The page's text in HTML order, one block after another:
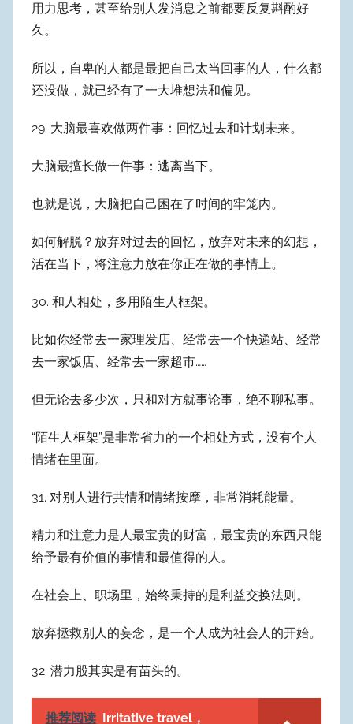
用力思考，甚至给别人发消息之前都要反复斟酌好
久。
所以，自卑的人都是最把自己太当回事的人，什么都
还没做，就已经有了一大堆想法和偏见。
29. ​​​大脑最喜欢做两件事：回忆过去和计划未来。
大脑最擅长做一件事：逃离当下。
也就是说，大脑把自己困在了时间的牢笼内。
如何解脱？放弃对过去的回忆，放弃对未来的幻想，
活在当下，将注意力放在你正在做的事情上。
30. 和人相处，多用陌生人框架。
比如你经常去一家理发店、经常去一个快递站、经常
去一家饭店、经常去一家超市……
但无论去多少次，只和对方就事论事，绝不聊私事。
“陌生人框架”是非常省力的一个相处方式，没有个人
情绪在里面。
31. 对别人进行共情和情绪按摩，非常消耗能量。
精力和注意力是人最宝贵的财富，最宝贵的东西只能
给予最有价值的事情和最值得的人。
在社会上、职场里，始终秉持的是利益交换法则。
放弃拯救别人的妄念，是一个人成为社会人的开始。
32. 潜力股其实是有苗头的。
推荐阅读 Irritative travel，